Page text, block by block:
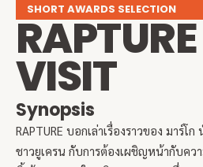
SHORT AWARDS SELECTION
VISIT
Synopsis
RAPTURE บอกเล่าเรื่องราวของ มาร์โ
ชาวยูเครน กับการต้องเผชิญหน้ากับคว